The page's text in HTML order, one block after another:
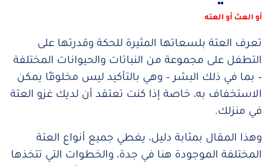
أو العث أو العته
تعرف العتة بلسعاتها المثيرة للحكة وقدرتها على
التطفل على مجموعة من النباتات والحيوانات المختلفة
– بما في ذلك البشر – وهي بالتأكيد ليس مخلوقًا يمكن
الاستخفاف به، خاصة إذا كنت تعتقد أن لديك غزو العتة
في منزلك.
وهذا المقال بمثابة دليل، يغطي جميع أنواع العتة
المختلفة الموجودة هنا في جدة، والخطوات التي تتخذها